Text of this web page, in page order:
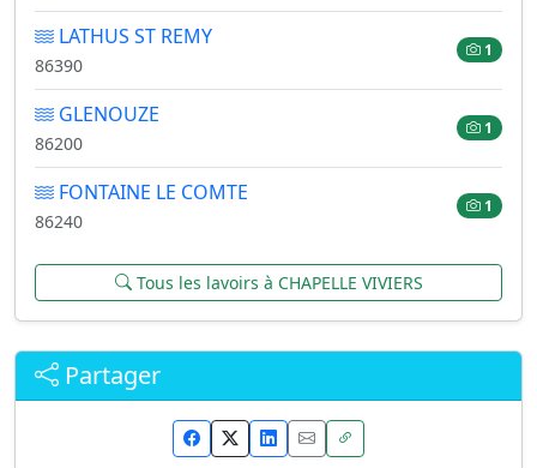
LATHUS ST REMY
86390
1
GLENOUZE
86200
1
FONTAINE LE COMTE
86240
1
Tous les lavoirs à CHAPELLE VIVIERS
Partager